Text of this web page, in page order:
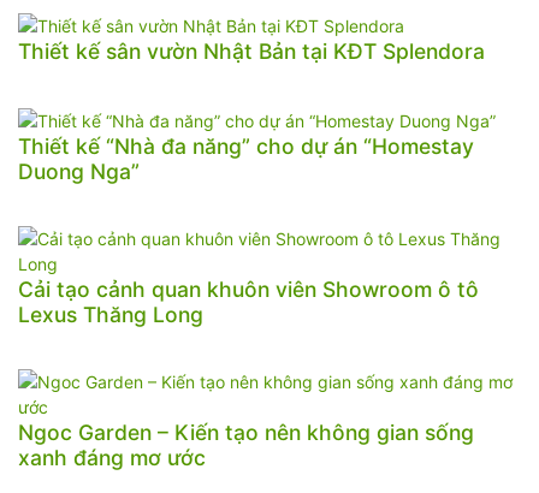
Thiết kế sân vườn Nhật Bản tại KĐT Splendora
Thiết kế “Nhà đa năng” cho dự án “Homestay
Duong Nga”
Cải tạo cảnh quan khuôn viên Showroom ô tô
Lexus Thăng Long
Ngoc Garden – Kiến tạo nên không gian sống
xanh đáng mơ ước